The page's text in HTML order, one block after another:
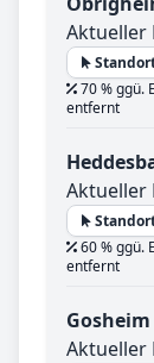
Aktueller
70 % ggü.
entfernt
Aktueller
60 % ggü.
entfernt
Gosheim
Aktueller